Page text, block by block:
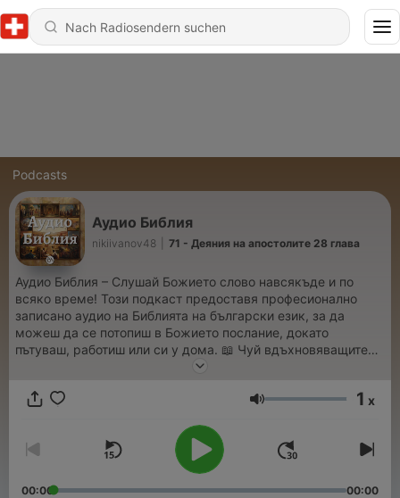
Podcasts
Аудио Библия
nikiivanov48 71 - Деяния на апостолите 28 глава
Аудио Библия – Слушай Божието слово навсякъде и по
всяко време! Този подкаст предоставя професионално
записано аудио на Библията на български език, за да
можеш да се потопиш в Божието послание, докато
пътуваш, работиш или си у дома. 📖 Чуй вдъхновяващите
истории и вечните истини, които променят животи. 🎧
оживее в сърцето ти! Слушай. Размишлявай. Израствай
Lautstärke 1 x
00:00 00:00